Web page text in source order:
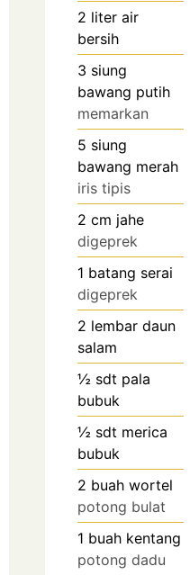
2 liter air
bersih
3 siung
bawang putih
memarkan
5 siung
bawang merah
iris tipis
2 cm jahe
digeprek
1 batang serai
digeprek
2 lembar daun
salam
½ sdt pala
bubuk
½ sdt merica
bubuk
2 buah wortel
potong bulat
1 buah kentang
potong dadu